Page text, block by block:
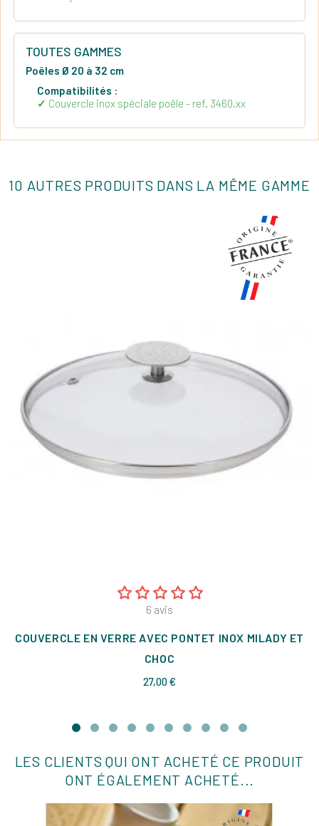
TOUTES GAMMES
Poêles Ø 20 à 32 cm
Compatibilités :
Couvercle inox spéciale poêle - ref. 3460.xx
10 AUTRES PRODUITS DANS LA MÊME GAMME
6 avis
COUVERCLE EN VERRE AVEC PONTET INOX MILADY ET
CHOC
27,00 €
LES CLIENTS QUI ONT ACHETÉ CE PRODUIT
ONT ÉGALEMENT ACHETÉ...